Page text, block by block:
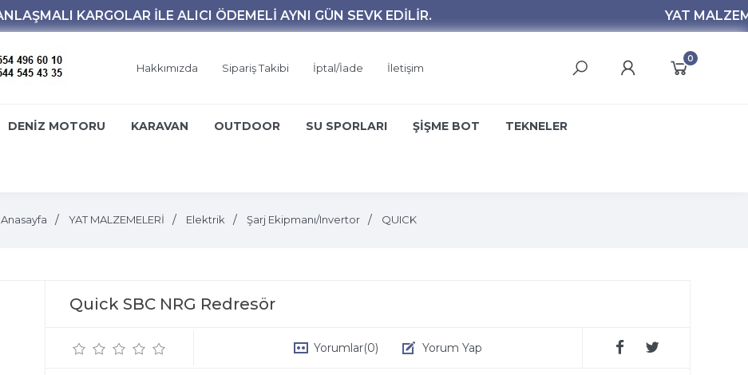
Hakkımızda Sipariş Takibi İptal/İade İletişim
0
DENİZ MOTORU KARAVAN OUTDOOR SU SPORLARI ŞİŞME BOT TEKNELER
Anasayfa YAT MALZEMELERİ Elektrik Şarj Ekipmanı/Invertor QUICK
Quick SBC NRG Redresör
Yorumlar(0) Yorum Yap